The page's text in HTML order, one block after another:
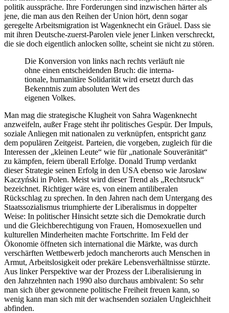
po­litik ausspräche. Ihre Forde­rungen sind inzwi­schen härter als
jene, die man aus den Reihen der Union hört, denn sogar
geregelte Arbeits­mi­gration ist Wagen­knecht ein Gräuel. Dass sie
mit ihren Deutsche-zuerst-Parolen viele jener Linken verschreckt,
die sie doch eigentlich anlocken sollte, scheint sie nicht zu stören.
Die Konversion von links nach rechts verläuft nie
ohne einen entschei­denden Bruch: die inter­na­
tionale, humanitäre Solida­rität wird ersetzt durch das
Bekenntnis zum absoluten Wert des
eigenen Volkes.
Man mag die strate­gische Klugheit von Sahra Wagen­knecht
anzweifeln, außer Frage steht ihr politi­sches Gespür. Der Impuls,
soziale Anliegen mit natio­nalen zu verknüpfen, entspricht ganz
dem populären Zeitgeist. Parteien, die vorgeben, zugleich für die
Inter­essen der „kleinen Leute“ wie für „nationale Souve­rä­nität“
zu kämpfen, feiern überall Erfolge. Donald Trump verdankt
dieser Strategie seinen Erfolg in den USA ebenso wie Jarosław
Kaczyński in Polen. Meist wird dieser Trend als „Rechtsruck“
bezeichnet. Richtiger wäre es, von einem antili­be­ralen
Rückschlag zu sprechen. In den Jahren nach dem Untergang des
Staats­so­zia­lismus trium­phierte der Libera­lismus in doppelter
Weise: In politi­scher Hinsicht setzte sich die Demokratie durch
und die Gleich­be­rech­tigung von Frauen, Homose­xu­ellen und
kultu­rellen Minder­heiten machte Fortschritte. Im Feld der
Ökonomie öffneten sich inter­na­tional die Märkte, was durch
verschärften Wettbewerb jedoch mancherorts auch Menschen in
Armut, Arbeits­lo­sigkeit oder prekäre Lebens­ver­hält­nisse stürzte.
Aus linker Perspektive war der Prozess der Libera­li­sierung in
den Jahrzehnten nach 1990 also durchaus ambivalent: So sehr
man sich über gewonnene politische Freiheit freuen kann, so
wenig kann man sich mit der wachsenden sozialen Ungleichheit
abfinden.